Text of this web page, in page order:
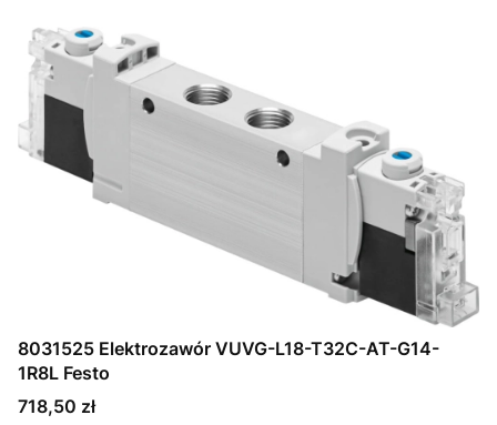
8031525 Elektrozawór VUVG-L18-T32C-AT-G14-
1R8L Festo
Cena
718,50 zł